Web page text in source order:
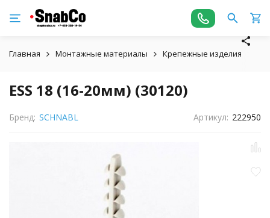
Главная Монтажные материалы Крепежные изделия
ESS 18 (16-20мм) (30120)
Бренд: SCHNABL Артикул: 222950